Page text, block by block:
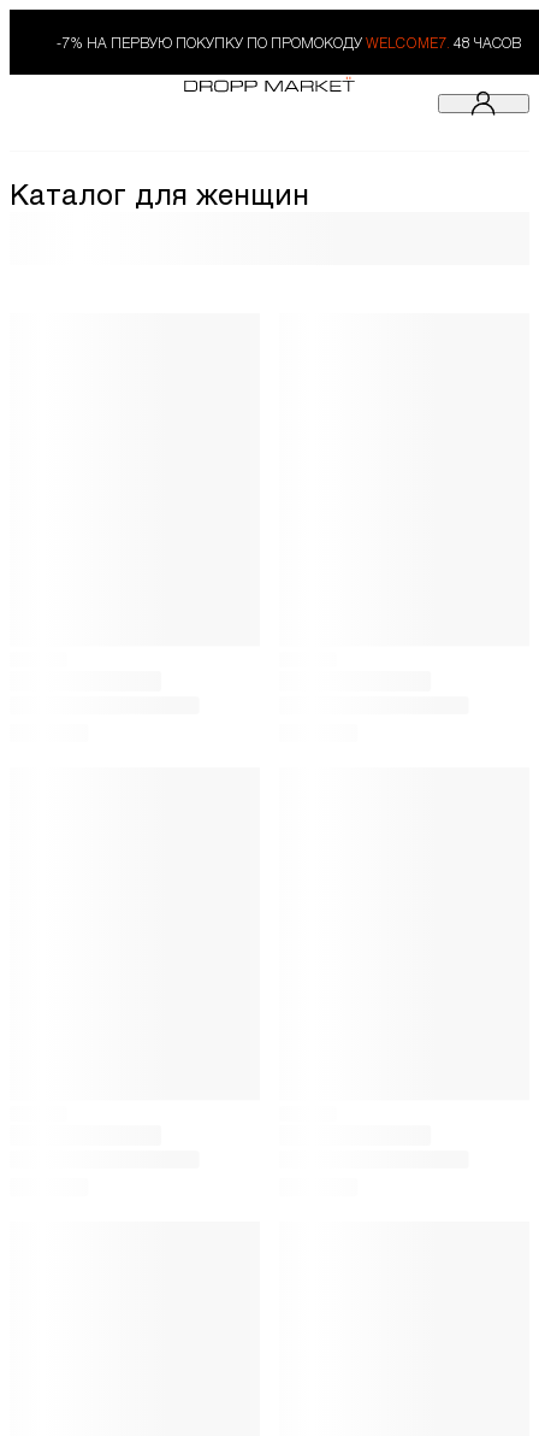
-7% НА ПЕРВУЮ ПОКУПКУ ПО ПРОМОКОДУ WELCOME7. 48 ЧАСОВ
Каталог для женщин